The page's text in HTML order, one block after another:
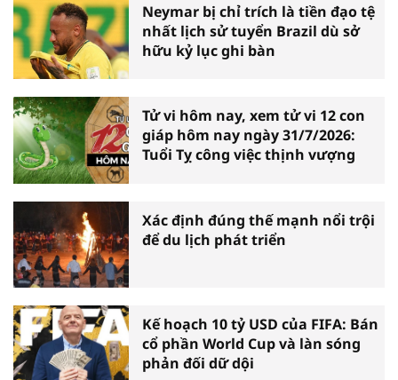
Neymar bị chỉ trích là tiền đạo tệ
nhất lịch sử tuyển Brazil dù sở
hữu kỷ lục ghi bàn
Tử vi hôm nay, xem tử vi 12 con
giáp hôm nay ngày 31/7/2026:
Tuổi Tỵ công việc thịnh vượng
Xác định đúng thế mạnh nổi trội
để du lịch phát triển
Kế hoạch 10 tỷ USD của FIFA: Bán
cổ phần World Cup và làn sóng
phản đối dữ dội